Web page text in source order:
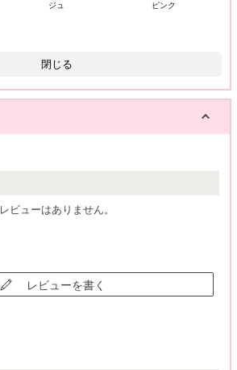
ジュ
ピンク
閉じる
レビューはありません。
レビューを書く